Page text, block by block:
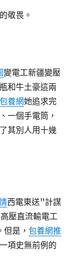
敬畏。
變電工新疆變壓
和牛土豪這兩
養網她追求完
一個手電筒，
其別人用十幾
西電東送”計謀
壓直流輸電工
是，包養網推
項史無前例的